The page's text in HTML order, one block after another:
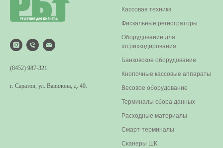
(8452) 987-321
г. Саратов, ул. Вавилова, д. 49.
Кассовая техника
Фискальные регистраторы
Оборудование для
штрихкодирования
Банковское оборудование
Кнопочные кассовые аппараты
Весовое оборудование
Терминалы сбора данных​
Расходные материалы
Смарт-терминалы
Сканеры ШК